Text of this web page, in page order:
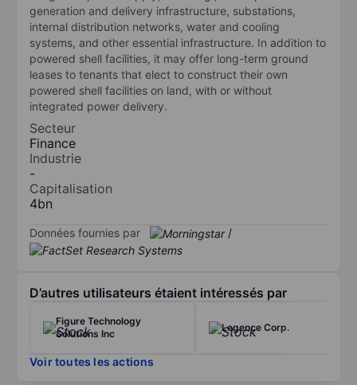
generation and delivery infrastructure, substations,
internal distribution networks, water and cooling
systems, and other essential infrastructure. In addition to
powered shell facilities, it may offer long-term ground
leases to tenants that elect to construct their own
powered shell facilities on land, with or without
integrated power delivery.
Secteur
Finance
Industrie
-
Capitalisation
4bn
Données fournies par /
D’autres utilisateurs étaient intéressés par
Figure Technology
Solutions Inc
Legence Corp.
Voir toutes les actions